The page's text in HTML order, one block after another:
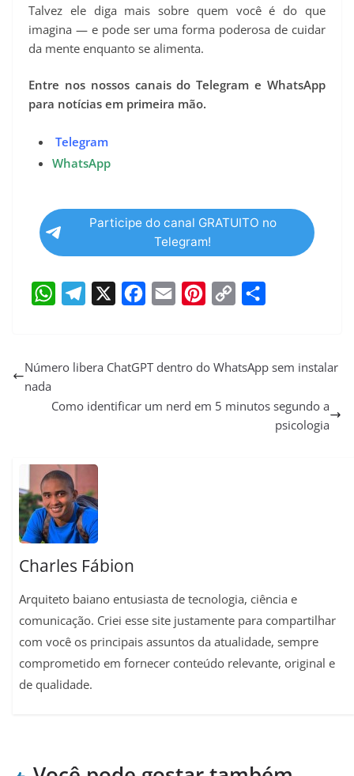
Talvez ele diga mais sobre quem você é do que
imagina — e pode ser uma forma poderosa de cuidar
da mente enquanto se alimenta.
Entre nos nossos canais do Telegram e WhatsApp
para notícias em primeira mão.
Telegram
WhatsApp
Participe do canal GRATUITO no
Telegram!
a
t
p
l
g
m
c
b
a
l
n
e
p
L
a
e
Número libera ChatGPT dentro do WhatsApp sem instalar
nada
Como identificar um nerd em 5 minutos segundo a
psicologia
Charles Fábion
Arquiteto baiano entusiasta de tecnologia, ciência e
comunicação. Criei esse site justamente para compartilhar
com você os principais assuntos da atualidade, sempre
comprometido em fornecer conteúdo relevante, original e
de qualidade.